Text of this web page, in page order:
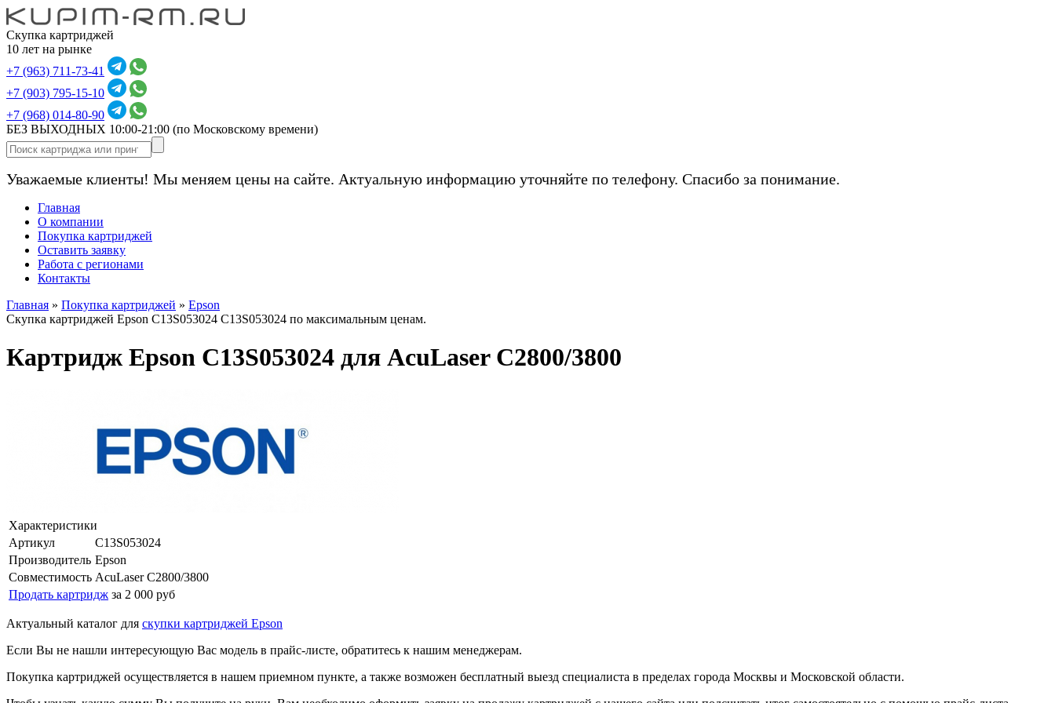
Скупка картриджей
10 лет на рынке
+7 (963) 711-73-41
+7 (903) 795-15-10
+7 (968) 014-80-90
БЕЗ ВЫХОДНЫХ 10:00-21:00 (по Московскому времени)
Уважаемые клиенты! Мы меняем цены на сайте. Актуальную информацию уточняйте по телефону. Спасибо за понимание.
Главная
О компании
Покупка картриджей
Оставить заявку
Работа с регионами
Контакты
Главная » Покупка картриджей » Epson
Скупка картриджей Epson C13S053024 C13S053024 по максимальным ценам.
Картридж Epson C13S053024 для AcuLaser C2800/3800
Характеристики
Артикул
C13S053024
Производитель Epson
Совместимость AcuLaser C2800/3800
Продать картридж за 2 000 руб
Актуальный каталог для скупки картриджей Epson
Если Вы не нашли интересующую Вас модель в прайс-листе, обратитесь к нашим менеджерам.
Покупка картриджей осуществляется в нашем приемном пункте, а также возможен бесплатный выезд специалиста в пределах города Москвы и Московской области.